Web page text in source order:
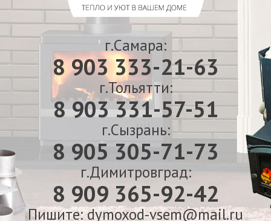
г.Самара:
8 903 333-21-63
г.Тольятти:
8 903 331-57-51
г.Сызрань:
8 905 305-71-73
г.Димитровград:
8 909 365-92-42
Пишите: dymoxod-vsem@mail.ru